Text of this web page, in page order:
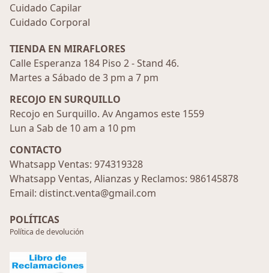
Cuidado Capilar
Cuidado Corporal
TIENDA EN MIRAFLORES
Calle Esperanza 184 Piso 2 - Stand 46.
Martes a Sábado de 3 pm a 7 pm
RECOJO EN SURQUILLO
Recojo en Surquillo. Av Angamos este 1559
Lun a Sab de 10 am a 10 pm
CONTACTO
Whatsapp Ventas: 974319328
Whatsapp Ventas, Alianzas y Reclamos: 986145878
Email: distinct.venta@gmail.com
POLÍTICAS
Política de devolución